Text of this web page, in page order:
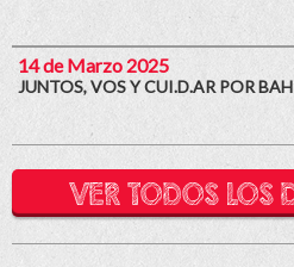
14 de Marzo 2025
JUNTOS, VOS Y CUI.D.AR POR
VER TODOS LOS